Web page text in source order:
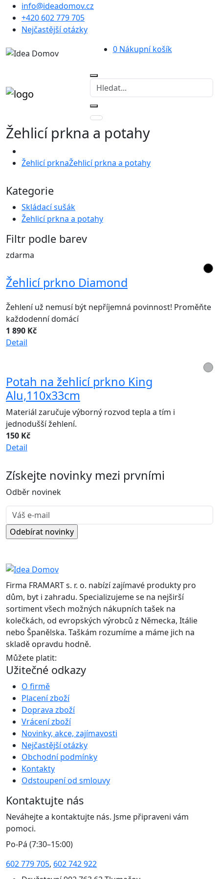
info@ideadomov.cz
+420 602 779 705
Nejčastější otázky
0Nákupní košík
Žehlicí prkna a potahy
Žehlicí prknaŽehlicí prkna a potahy
Kategorie
Skládací sušák
Žehlicí prkna a potahy
Filtr podle barev
zdarma
Žehlicí prkno Diamond
Žehlení už nemusí být nepříjemná povinnost! Proměňte
každodenní domácí
1 890 Kč
Detail
Potah na žehlicí prkno King
Alu,110x33cm
Materiál zaručuje výborný rozvod tepla a tím i
jednodušší žehlení.
150 Kč
Detail
Získejte novinky mezi prvními
Odběr novinek
Firma FRAMART s. r. o. nabízí zajímavé produkty pro
dům, byt i zahradu. Specializujeme se na nejširší
sortiment všech možných nákupních tašek na
kolečkách, od evropských výrobců z Německa, Itálie
nebo Španělska. Taškám rozumíme a máme jich na
skladě opravdu hodně.
Můžete platit:
Užitečné odkazy
O firmě
Placení zboží
Doprava zboží
Vrácení zboží
Novinky, akce, zajímavosti
Nejčastější otázky
Obchodní podmínky
Kontakty
Odstoupení od smlouvy
Kontaktujte nás
Neváhejte a kontaktujte nás. Jsme připraveni vám
pomoci.
Po-Pá (7:30–15:00)
602 779 705, 602 742 922